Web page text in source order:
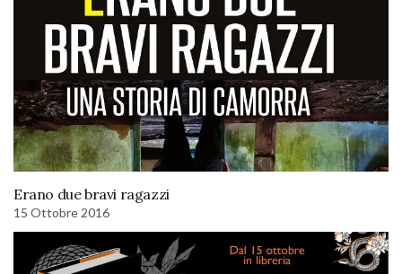
Erano due bravi ragazzi
15 Ottobre 2016